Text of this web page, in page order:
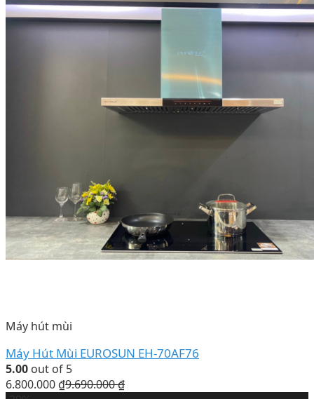
Máy hút mùi
Máy Hút Mùi EUROSUN EH-70AF76
5.00 out of 5
6.800.000 ₫9.690.000₫